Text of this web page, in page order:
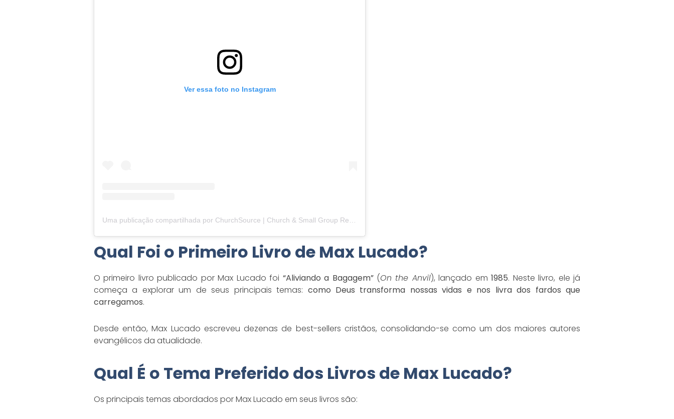
Ver essa foto no Instagram
Qual Foi o Primeiro Livro de Max Lucado?
O primeiro livro publicado por Max Lucado foi “Aliviando a Bagagem”(On the Anvil), lançado em1985. Neste livro, ele já
começa a explorar um de seus principais temas: como Deus transforma nossas vidas e nos livra dos fardos que
carregamos.
Desde então, Max Lucado escreveu dezenas de best-sellers cristãos, consolidando-se como um dos maiores autores
evangélicos da atualidade.
Qual É o Tema Preferido dos Livros de Max Lucado?
Os principais temas abordados por Max Lucado em seus livros são: